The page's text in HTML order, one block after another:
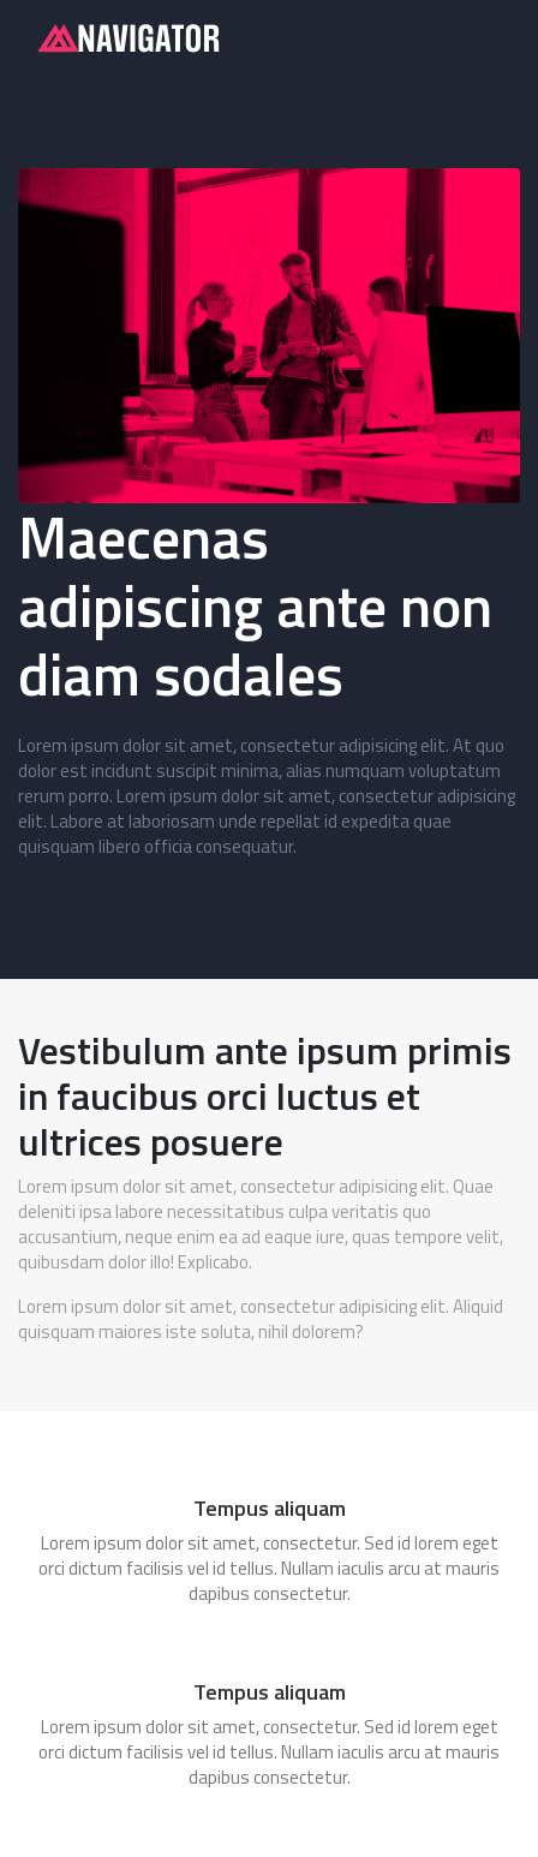
Maecenas
adipiscing ante non
diam sodales
Lorem ipsum dolor sit amet, consectetur adipisicing elit. At quo
dolor est incidunt suscipit minima, alias numquam voluptatum
rerum porro. Lorem ipsum dolor sit amet, consectetur adipisicing
elit. Labore at laboriosam unde repellat id expedita quae
quisquam libero officia consequatur.
Vestibulum ante ipsum primis
in faucibus orci luctus et
ultrices posuere
Lorem ipsum dolor sit amet, consectetur adipisicing elit. Quae
deleniti ipsa labore necessitatibus culpa veritatis quo
accusantium, neque enim ea ad eaque iure, quas tempore velit,
quibusdam dolor illo! Explicabo.
Lorem ipsum dolor sit amet, consectetur adipisicing elit. Aliquid
quisquam maiores iste soluta, nihil dolorem?
Tempus aliquam
Lorem ipsum dolor sit amet, consectetur. Sed id lorem eget
orci dictum facilisis vel id tellus. Nullam iaculis arcu at mauris
dapibus consectetur.
Tempus aliquam
Lorem ipsum dolor sit amet, consectetur. Sed id lorem eget
orci dictum facilisis vel id tellus. Nullam iaculis arcu at mauris
dapibus consectetur.